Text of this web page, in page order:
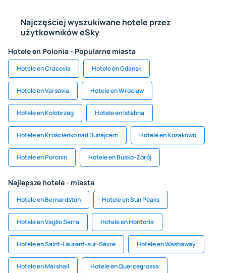
Najczęściej wyszukiwane hotele przez
użytkowników eSky
Hotele en Polonia - Popularne miasta
Hotele en Cracovia Hotele en Gdansk
Hotele en Varsovia Hotele en Wroclaw
Hotele en Kolobrzeg Hotele en Istebna
Hotele en Krościenko nad Dunajcem Hotele en Kosakowo
Hotele en Poronin Hotele en Busko-Zdrój
Najlepsze hotele - miasta
Hotele en Bernardston Hotele en Sun Peaks
Hotele en Vaglio Serra Hotele en Hontoria
Hotele en Saint-Laurent-sur-Sèvre Hotele en Washaway
Hotele en Marshall Hotele en Quercegrossa